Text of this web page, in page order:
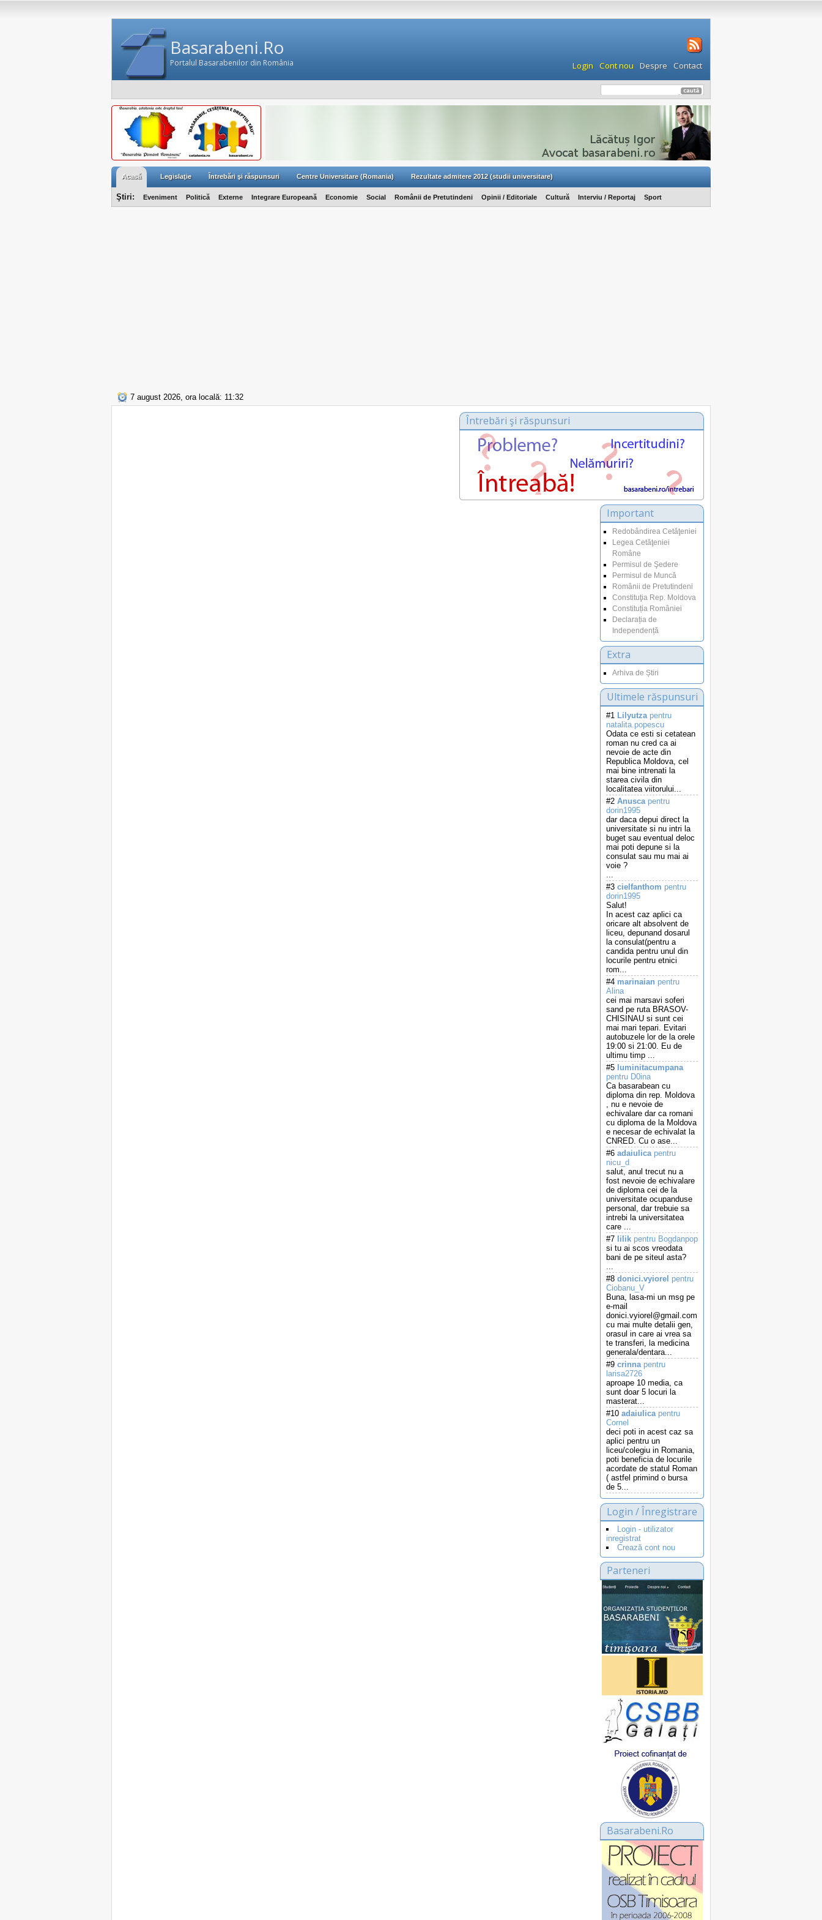
Basarabeni.Ro
Portalul Basarabenilor din România Login Cont nou Despre Contact
Acasă Legislaţie Întrebări şi răspunsuri Centre Universitare (Romania) Rezultate admitere 2012 (studii universitare)
Ştiri: Eveniment Politică Externe Integrare Europeană Economie Social Românii de Pretutindeni Opinii / Editoriale Cultură Interviu / Reportaj Sport
7 august 2026, ora locală: 11:32
Întrebări şi răspunsuri
Important
Redobândirea Cetăţeniei
Legea Cetăţeniei
Române
Permisul de Şedere
Permisul de Muncă
Românii de Pretutindeni
Constituţia Rep. Moldova
Constituția României
Declarația de
Independență
Extra
Arhiva de Știri
Ultimele răspunsuri
#1 Lilyutzapentru
natalita.popescu
Odata ce esti si cetatean
roman nu cred ca ai
nevoie de acte din
Republica Moldova, cel
mai bine intrenati la
starea civila din
localitatea viitorului...
#2 Anuscapentru
dorin1995
dar daca depui direct la
universitate si nu intri la
buget sau eventual deloc
mai poti depune si la
consulat sau mu mai ai
voie ?
...
#3 cielfanthom pentru
dorin1995
Salut!
In acest caz aplici ca
oricare alt absolvent de
liceu, depunand dosarul
la consulat(pentru a
candida pentru unul din
locurile pentru etnici
rom...
#4 marinaian pentru
Alina
cei mai marsavi soferi
sand pe ruta BRASOV-
CHISINAU si sunt cei
mai mari tepari. Evitari
autobuzele lor de la orele
19:00 si 21:00. Eu de
ultimu timp ...
#5 luminitacumpana
pentru D0ina
Ca basarabean cu
diploma din rep. Moldova
, nu e nevoie de
echivalare dar ca romani
cu diploma de la Moldova
e necesar de echivalat la
CNRED. Cu o ase...
#6 adaiulicapentru
nicu_d
salut, anul trecut nu a
fost nevoie de echivalare
de diploma cei de la
universitate ocupanduse
personal, dar trebuie sa
intrebi la universitatea
care ...
#7 lilik pentru Bogdanpop
si tu ai scos vreodata
bani de pe siteul asta?
...
#8 donici.vyiorel pentru
Ciobanu_V
Buna, lasa-mi un msg pe
e-mail
donici.vyiorel@gmail.com
cu mai multe detalii gen,
orasul in care ai vrea sa
te transferi, la medicina
generala/dentara...
#9 crinnapentru
larisa2726
aproape 10 media, ca
sunt doar 5 locuri la
masterat...
#10 adaiulicapentru
Cornel
deci poti in acest caz sa
aplici pentru un
liceu/colegiu in Romania,
poti beneficia de locurile
acordate de statul Roman
( astfel primind o bursa
de 5...
Login / Înregistrare
Login - utilizator
inregistrat
Crează cont nou
Parteneri
Basarabeni.Ro